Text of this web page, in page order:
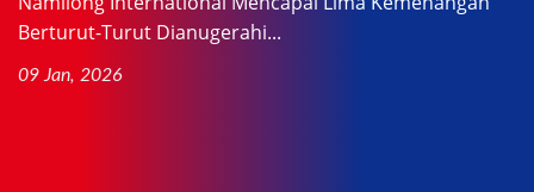
Berturut-Turut Dianugerahi...
09 Jan, 2026